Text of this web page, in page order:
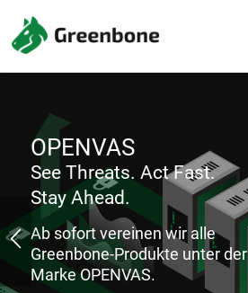
OPENVAS
See Threats. Act Fast.
Stay Ahead.
Ab sofort vereinen wir alle
Greenbone-Produkte unter der
Marke OPENVAS.